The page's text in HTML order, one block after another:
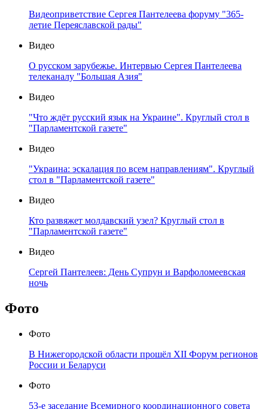
Видеоприветствие Сергея Пантелеева форуму "365-
летие Переяславской рады"
Видео
О русском зарубежье. Интервью Сергея Пантелеева
телеканалу "Большая Азия"
Видео
"Что ждёт русский язык на Украине". Круглый стол в
"Парламентской газете"
Видео
"Украина: эскалация по всем направлениям". Круглый
стол в "Парламентской газете"
Видео
Кто развяжет молдавский узел? Круглый стол в
"Парламентской газете"
Видео
Сергей Пантелеев: День Супрун и Варфоломеевская
ночь
Фото
Фото
В Нижегородской области прошёл XII Форум регионов
России и Беларуси
Фото
53-е заседание Всемирного координационного совета